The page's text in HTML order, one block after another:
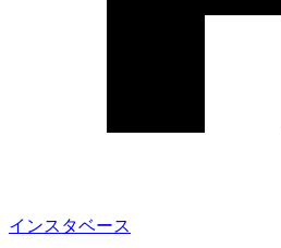
インスタベース